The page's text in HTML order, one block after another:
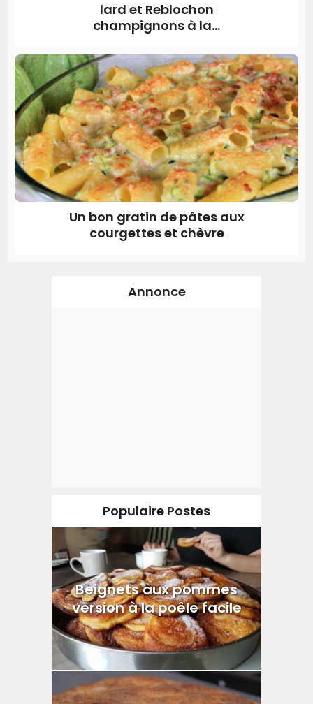
lard et Reblochon
champignons à la...
Un bon gratin de pâtes aux
courgettes et chèvre
Annonce
Populaire Postes
Beignets aux pommes
version à la poêle facile